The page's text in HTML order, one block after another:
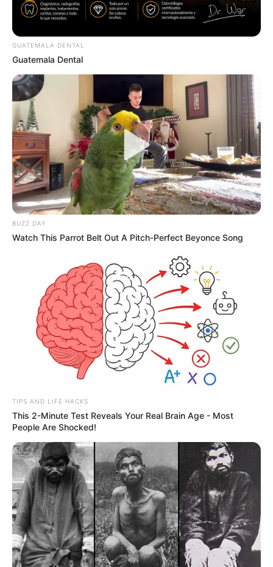
GUATEMALA DENTAL
Guatemala Dental
BUZZ DAY
Watch This Parrot Belt Out A Pitch-Perfect Beyonce Song
TIPS AND LIFE HACKS
This 2-Minute Test Reveals Your Real Brain Age - Most
People Are Shocked!